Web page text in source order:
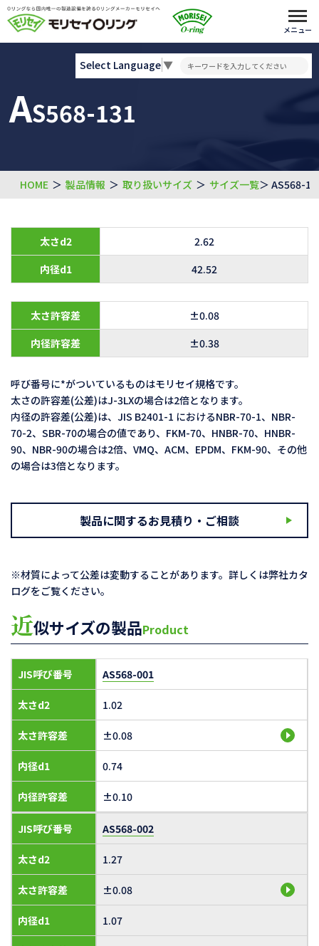
メニュー
AS568-131
Select Language▼
HOME ＞ 製品情報 ＞ 取り扱いサイズ ＞ サイズ一覧＞ AS568-
太さd2
2.62
内径d1
42.52
太さ許容差
±0.08
内径許容差
±0.38
呼び番号に*がついているものはモリセイ規格です。
太さの許容差(公差)はJ-3LXの場合は2倍となります。
内径の許容差(公差)は、JIS B2401-1 におけるNBR-70-1、NBR-
70-2、SBR-70の場合の値であり、FKM-70、HNBR-70、HNBR-
90、NBR-90の場合は2倍、VMQ、ACM、EPDM、FKM-90、その他
の場合は3倍となります。
製品に関するお見積り・ご相談
※材質によって公差は変動することがあります。詳しくは弊社カタ
ログをご覧ください。
近似サイズの製品Product
JIS呼び番号
太さd2
太さ許容差
内径d1
内径許容差
AS568-001
1.02
±0.08
0.74
±0.10
JIS呼び番号
太さd2
太さ許容差
内径d1
AS568-002
1.27
±0.08
1.07